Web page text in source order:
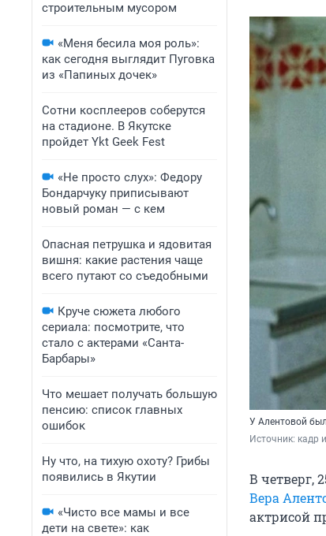
строительным мусором
«Меня бесила моя роль»:
как сегодня выглядит Пуговка
из «Папиных дочек»
Сотни косплееров соберутся
на стадионе. В Якутске
пройдет Ykt Geek Fest
«Не просто слух»: Федору
Бондарчуку приписывают
новый роман — с кем
Опасная петрушка и ядовитая
вишня: какие растения чаще
всего путают со съедобными
Круче сюжета любого
сериала: посмотрите, что
стало с актерами «Санта-
Барбары»
Что мешает получать большую
пенсию: список главных
ошибок
Ну что, на тихую охоту? Грибы
появились в Якутии
«Чисто все мамы и все
дети на свете»: как
У Алентовой
Источник: кадр
В четверг,
Вера
актрисой